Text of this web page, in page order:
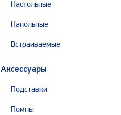
Настольные
Напольные
Встраиваемые
Аксессуары
Подставки
Помпы